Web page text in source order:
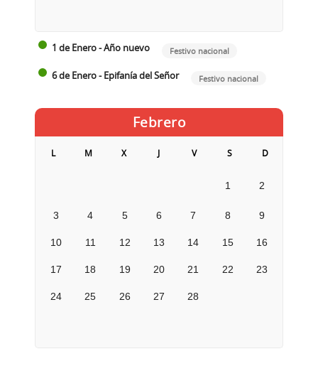
1 de Enero - Año nuevo Festivo nacional
6 de Enero - Epifanía del Señor Festivo nacional
Febrero
L M X J V S D
1 2
3 4 5 6 7 8 9
10 11 12 13 14 15 16
17 18 19 20 21 22 23
24 25 26 27 28